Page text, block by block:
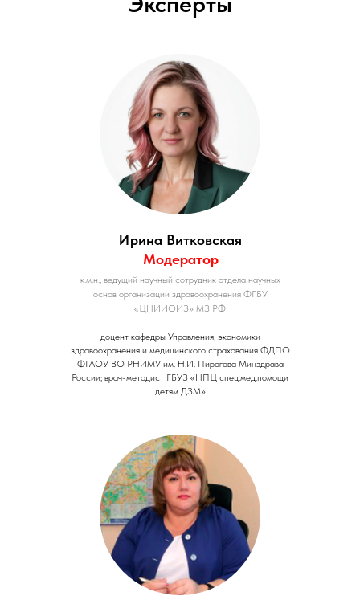
Ирина Витковская
Модератор
к.м.н., ведущий научный сотрудник отдела научных
основ организации здравоохранения ФГБУ
«ЦНИИОИЗ» МЗ РФ
доцент кафедры Управления, экономики
здравоохранения и медицинского страхования ФДПО
ФГАОУ ВО РНИМУ им. Н.И. Пирогова Минздрава
России; врач-методист ГБУЗ «НПЦ спец.мед.помощи
детям ДЗМ»